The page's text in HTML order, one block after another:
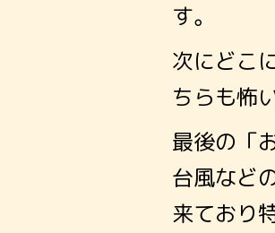
す。
次にどこ
ちらも怖
最後の「
台風など
来ており